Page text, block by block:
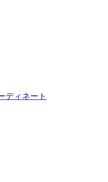
ディネート